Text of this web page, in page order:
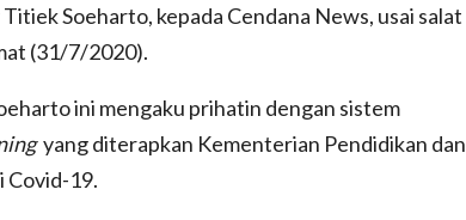
Soeharto, kepada Cendana News, usai salat
(31/7/2020).
ini mengaku prihatin dengan sistem
yang diterapkan Kementerian Pendidikan dan
Covid-19.